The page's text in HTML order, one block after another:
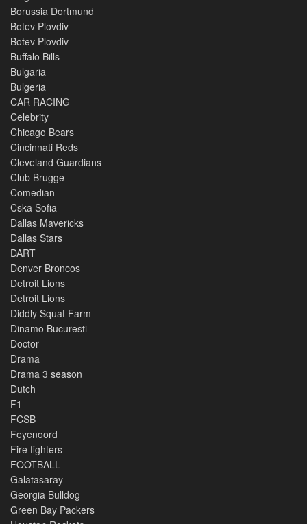
Borussia Dortmund
Botev Plovdiv
Botev Plovdiv
Buffalo Bills
Bulgaria
Bulgeria
CAR RACING
Celebrity
Chicago Bears
Cincinnati Reds
Cleveland Guardians
Club Brugge
Comedian
Cska Sofia
Dallas Mavericks
Dallas Stars
DART
Denver Broncos
Detroit Lions
Detroit Lions
Diddly Squat Farm
Dinamo Bucuresti
Doctor
Drama
Drama 3 season
Dutch
F1
FCSB
Feyenoord
Fire fighters
FOOTBALL
Galatasaray
Georgia Bulldog
Green Bay Packers